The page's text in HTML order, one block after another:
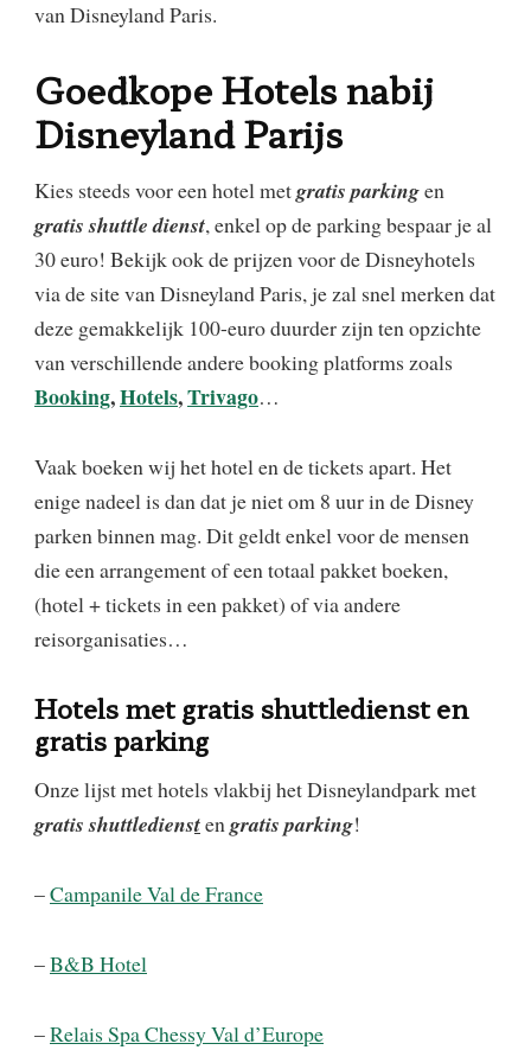
van Disneyland Paris.
Goedkope Hotels nabij
Disneyland Parijs
Kies steeds voor een hotel metgratis parkingen
gratis shuttle dienst, enkel op de parking bespaar je al
30 euro! Bekijk ook de prijzen voor de Disneyhotels
via de site van Disneyland Paris, je zal snel merken dat
deze gemakkelijk 100-euro duurder zijn ten opzichte
van verschillende andere booking platforms zoals
Booking,Hotels,Trivago…
Vaak boeken wij het hotel en de tickets apart. Het
enige nadeel is dan dat je niet om 8 uur in de Disney
parken binnen mag. Dit geldt enkel voor de mensen
die een arrangement of een totaal pakket boeken,
(hotel + tickets in een pakket) of via andere
reisorganisaties…
Hotels met gratis shuttledienst en
gratis parking
Onze lijst met hotels vlakbij het Disneylandpark met
gratis shuttledienstengratis parking!
–Campanile Val de France
–B&B Hotel
–Relais Spa Chessy Val d’Europe